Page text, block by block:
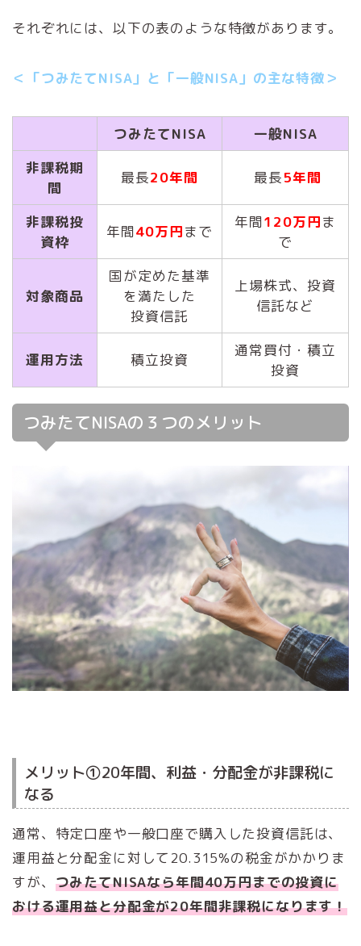
それぞれには、以下の表のような特徴があります。
＜「つみたてNISA」と「一般NISA」の主な特徴＞
つみたてNISA
一般NISA
非課税期
間
最長20年間 最長5年間
非課税投
資枠
年間40万円まで
年間120万円ま
で
対象商品
国が定めた基準
を満たした
投資信託
上場株式、投資
信託など
運用方法 積立投資
通常買付・積立
投資
つみたてNISAの３つのメリット
メリット①20年間、利益・分配金が非課税に
なる
通常、特定口座や一般口座で購入した投資信託は、
運用益と分配金に対して20.315%の税金がかかりま
すが、 つみたてNISAなら年間40万円までの投資に
おける運用益と分配金が20年間非課税になります！